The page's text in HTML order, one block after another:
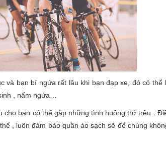
và bạn bí ngứa rất lâu khi bạn đạp xe, đó có thể
, nấm ngứa…
cho bạn có thể gặp những tình huống trớ trêu .
, luôn đảm bảo quần áo sạch sẽ để chúng